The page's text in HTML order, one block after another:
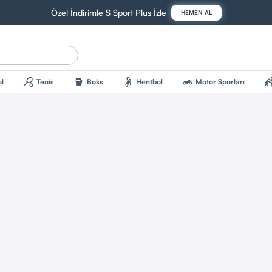
Özel İndirimle S Sport Plus İzle HEMEN AL
sports_tennis Tenis sports_mma Boks sports_handball Hentbol two_wheeler Motor Sporları